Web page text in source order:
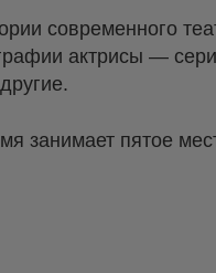
современного
актрисы —
занимает пятое